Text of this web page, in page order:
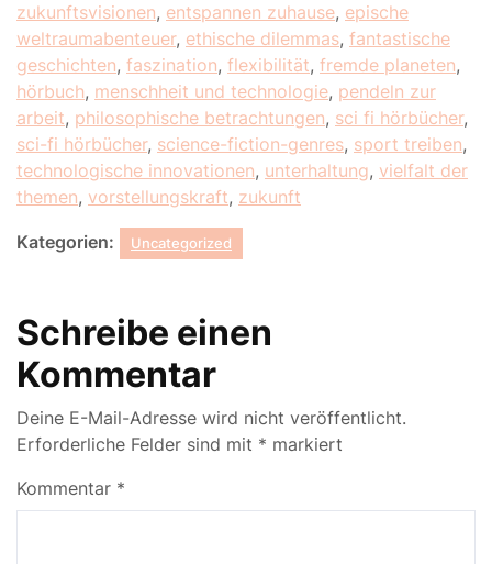
zukunftsvisionen, entspannen zuhause, epische
weltraumabenteuer, ethische dilemmas, fantastische
geschichten, faszination, flexibilität, fremde planeten,
hörbuch, menschheit und technologie, pendeln zur
arbeit, philosophische betrachtungen, sci fi hörbücher,
sci-fi hörbücher, science-fiction-genres, sport treiben,
technologische innovationen, unterhaltung, vielfalt der
themen, vorstellungskraft, zukunft
Kategorien: Uncategorized
Schreibe einen
Kommentar
Deine E-Mail-Adresse wird nicht veröffentlicht.
Erforderliche Felder sind mit * markiert
Kommentar *